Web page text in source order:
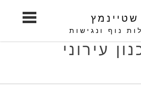
שטיינמץ
נוף ונגישות
עירוני